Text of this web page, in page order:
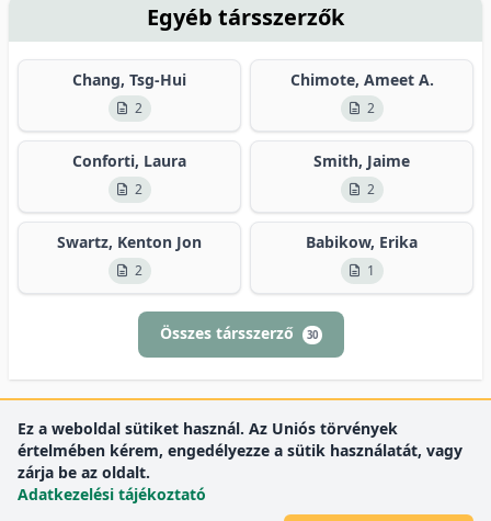
Egyéb társszerzők
Chang, Tsg-Hui
2
Chimote, Ameet A.
2
Conforti, Laura
2
Smith, Jaime
2
Swartz, Kenton Jon
2
Babikow, Erika
1
Összes társszerző 30
Ez a weboldal sütiket használ. Az Uniós törvények
értelmében kérem, engedélyezze a sütik használatát, vagy
zárja be az oldalt.
Adatkezelési tájékoztató